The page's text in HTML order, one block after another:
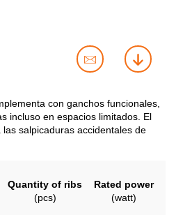
contact
con ganchos funcionales,
incluso en espacios limitados. El
salpicaduras accidentales de
Quantity of ribs
(pcs)
Rated power
(watt)